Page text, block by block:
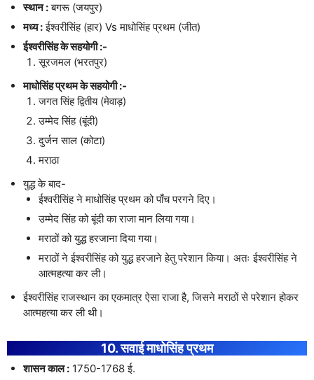
स्थान :बगरू (जयपुर)
मध्य :ईश्वरीसिंह (हार) Vs माधोसिंह प्रथम (जीत)
ईश्वरीसिंह के सहयोगी :-
सूरजमल (भरतपुर)
माधोसिंह प्रथम के सहयोगी :-
जगत सिंह द्वितीय (मेवाड़)
उम्मेद सिंह (बूंदी)
दुर्जन साल (कोटा)
मराठा
युद्ध के बाद-
ईश्वरीसिंह ने माधोसिंह प्रथम को पाँच परगने दिए।
उम्मेद सिंह को बूंदी का राजा मान लिया गया।
मराठों को युद्ध हरजाना दिया गया।
मराठों ने ईश्वरीसिंह को युद्ध हरजाने हेतु परेशान किया। अतः ईश्वरीसिंह ने
आत्महत्या कर ली।
ईश्वरीसिंह राजस्थान का एकमात्र ऐसा राजा है, जिसने मराठों से परेशान होकर
आत्महत्या कर ली थी।
10. सवाई माधोसिंह प्रथम
शासन काल :1750-1768 ई.